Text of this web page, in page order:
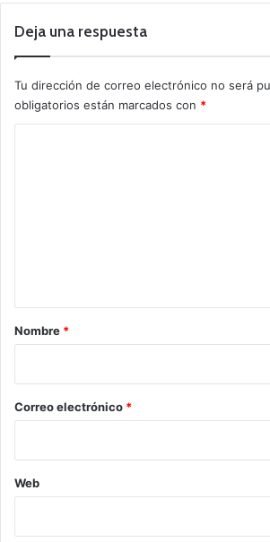
Deja una respuesta
Tu dirección de correo electrónico no será
obligatorios están marcados con *
r
*
Nombre *
Correo electrónico *
Web